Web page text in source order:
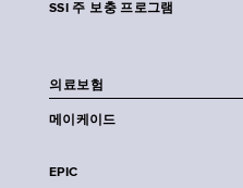
SSI 주 보충 프로그램
의료보험
메이케이드
EPIC